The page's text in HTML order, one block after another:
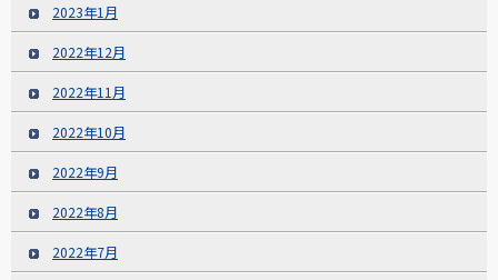
2023年1月
2022年12月
2022年11月
2022年10月
2022年9月
2022年8月
2022年7月